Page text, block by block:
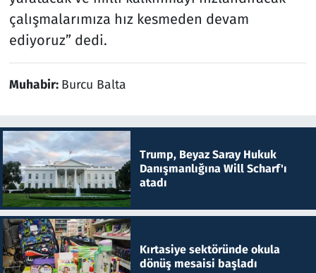
çalışmalarımıza hız kesmeden devam
ediyoruz” dedi.
Muhabir: Burcu Balta
Trump, Beyaz Saray Hukuk
Danışmanlığına Will Scharf'ı
atadı
Kırtasiye sektöründe okula
dönüş mesaisi başladı